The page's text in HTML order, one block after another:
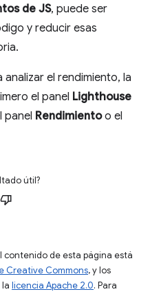
de JS, puede ser
y reducir esas
el rendimiento, la
el panel Lighthouse
panel Rendimientoo el
útil?
contenido de esta página está
Creative Commons, y los
licencia Apache 2.0. Para